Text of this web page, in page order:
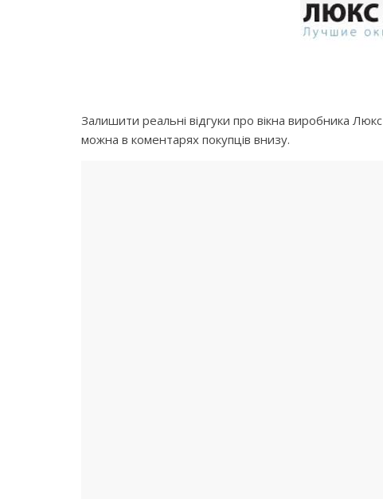
Залишити реальні відгуки про вікна виробника Люкс
можна в коментарях покупців внизу.